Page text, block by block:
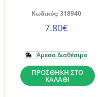
Κωδικός: 318940
7.80€
Άμεσα Διαθέσιμο
Τζάμι
Προστασίας
ΠΡΟΣΘΉΚΗ ΣΤΟ
ΚΑΛΆΘΙ